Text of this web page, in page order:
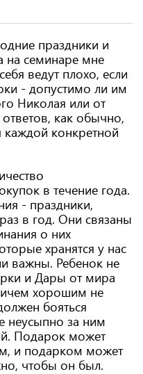
праздники и
на семинаре мне
ведут плохо, если
- допустимо ли им
Николая или от
как обычно,
каждой конкретной
в течение года.
- праздники,
в год. Они связаны
о них
хранятся у нас
важны. Ребенок не
и Дары от мира
хорошим не
бояться
неусыпно за ним
Подарок может
и подарком может
чтобы он был.